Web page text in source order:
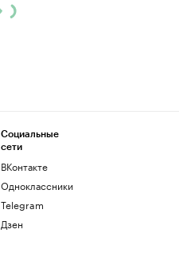
Социальные
сети
ВКонтакте
Одноклассники
Telegram
Дзен